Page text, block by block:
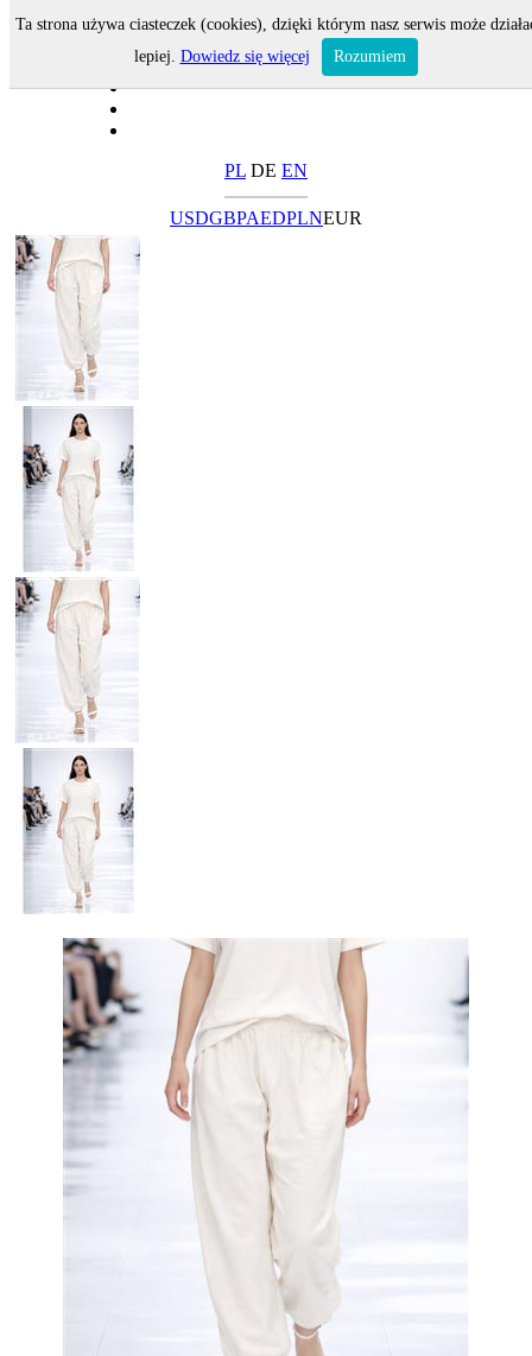
PL DE EN
USDGBPAEDPLNEUR
Ta strona używa ciasteczek (cookies), dzięki którym nasz serwis może
lepiej. Dowiedz się więcej Rozumiem